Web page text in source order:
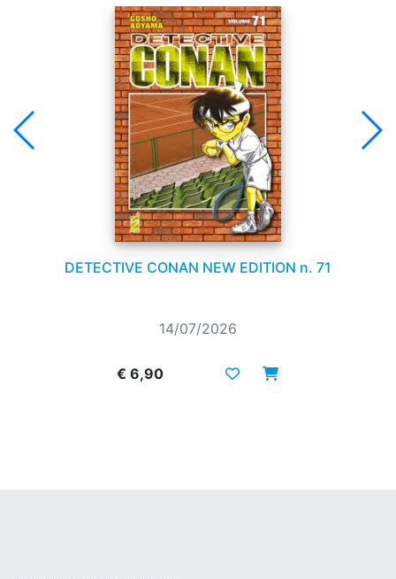
DETECTIVE CONAN NEW EDITION n. 71
14/07/2026
€ 6,90